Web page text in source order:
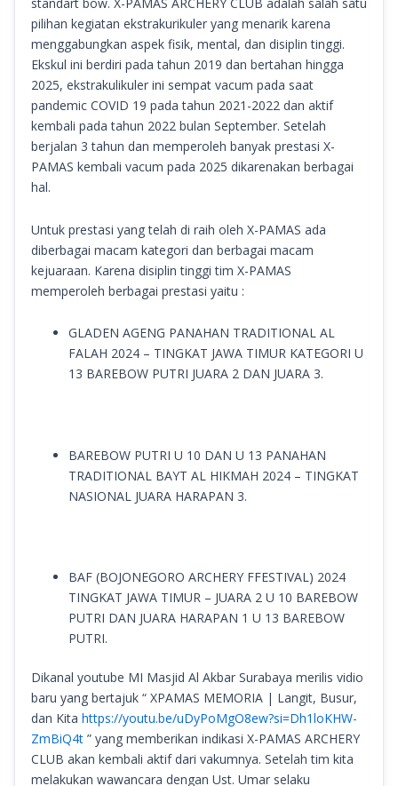
pilihan kegiatan ekstrakurikuler yang menarik karena
menggabungkan aspek fisik, mental, dan disiplin tinggi.
Ekskul ini berdiri pada tahun 2019 dan bertahan hingga
2025, ekstrakulikuler ini sempat vacum pada saat
pandemic COVID 19 pada tahun 2021-2022 dan aktif
kembali pada tahun 2022 bulan September. Setelah
berjalan 3 tahun dan memperoleh banyak prestasi X-
PAMAS kembali vacum pada 2025 dikarenakan berbagai
hal.
Untuk prestasi yang telah di raih oleh X-PAMAS ada
diberbagai macam kategori dan berbagai macam
kejuaraan. Karena disiplin tinggi tim X-PAMAS
memperoleh berbagai prestasi yaitu :
GLADEN AGENG PANAHAN TRADITIONAL AL
FALAH 2024 – TINGKAT JAWA TIMUR KATEGORI U
13 BAREBOW PUTRI JUARA 2 DAN JUARA 3.
BAREBOW PUTRI U 10 DAN U 13 PANAHAN
TRADITIONAL BAYT AL HIKMAH 2024 – TINGKAT
NASIONAL JUARA HARAPAN 3.
BAF (BOJONEGORO ARCHERY FFESTIVAL) 2024
TINGKAT JAWA TIMUR – JUARA 2 U 10 BAREBOW
PUTRI DAN JUARA HARAPAN 1 U 13 BAREBOW
PUTRI.
Dikanal youtube MI Masjid Al Akbar Surabaya merilis vidio
baru yang bertajuk “ XPAMAS MEMORIA | Langit, Busur,
dan Kita https://youtu.be/uDyPoMgO8ew?si=Dh1loKHW-
ZmBiQ4t ” yang memberikan indikasi X-PAMAS ARCHERY
CLUB akan kembali aktif dari vakumnya. Setelah tim kita
melakukan wawancara dengan Ust. Umar selaku